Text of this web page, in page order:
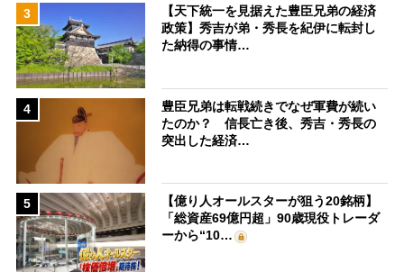
3
【天下統一を見据えた豊臣兄弟の経済
政策】秀吉が弟・秀長を紀伊に転封し
た納得の事情…
4
豊臣兄弟は転戦続きでなぜ軍費が続い
たのか？ 信長亡き後、秀吉・秀長の
突出した経済…
5
【億り人オールスターが狙う20銘柄】
「総資産69億円超」90歳現役トレーダ
ーから“10…